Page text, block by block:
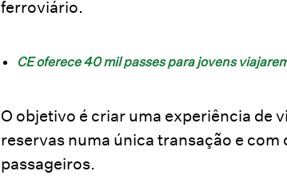
ferroviário.
CE oferece 40 mil passes para jovens
O objetivo é criar uma experiência de
reservas numa única transação e
passageiros.